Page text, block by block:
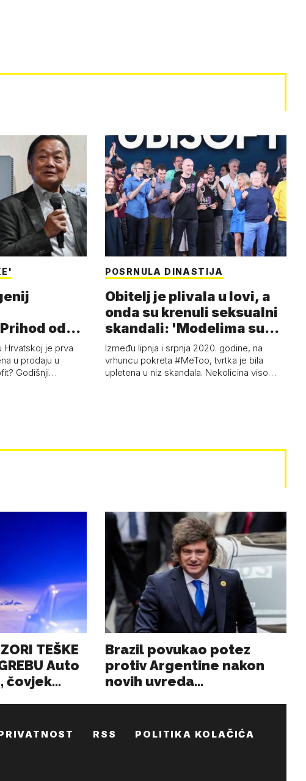
od
Hrvatskoj je prva
u prodaju u
Godišnji…
POSRNULA DINASTIJA
Obitelj je plivala u lovi, a
onda su krenuli seksualni
skandali: 'Modelima su
s…
Između lipnja i srpnja 2020. godine, na
vrhuncu pokreta #MeToo, tvrtka je bila
upletena u niz skandala. Nekolicina viso…
RSS POLITIKA KOLAČIĆA